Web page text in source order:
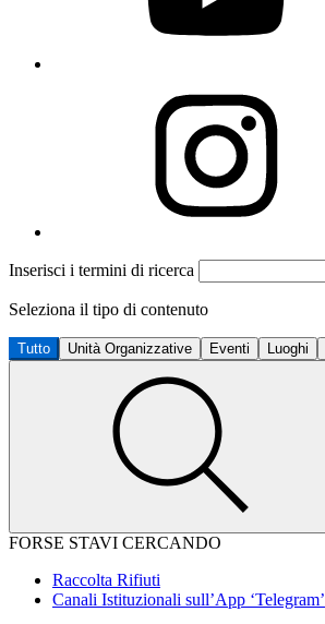
Inserisci i termini di ricerca
Seleziona il tipo di contenuto
Tutto Unità Organizzative Eventi Luoghi
FORSE STAVI CERCANDO
Raccolta Rifiuti
Canali Istituzionali sull’App ‘Telegram’